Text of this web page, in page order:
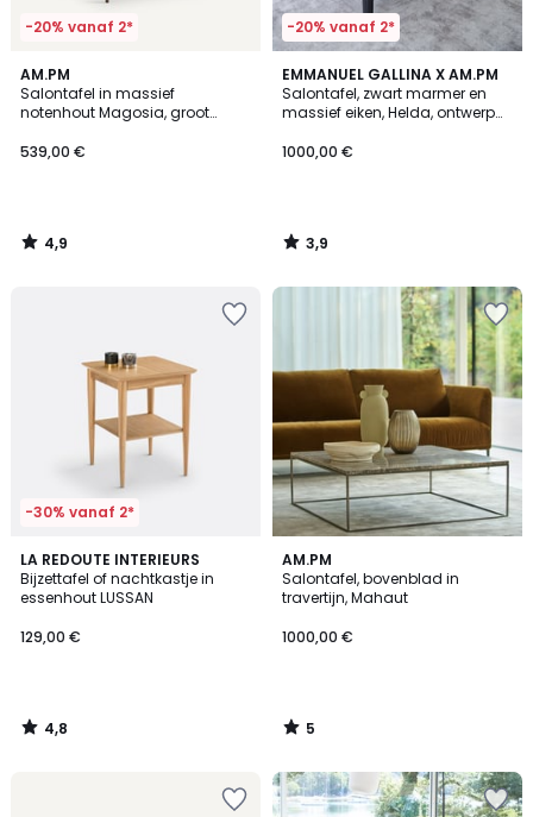
-20% vanaf 2*
AM.PM
Salontafel in massief
notenhout Magosia, groot
539,00 €
4,9
/ 5
4,9
/
-20% vanaf 2*
EMMANUEL GALLINA X AM.PM
Salontafel, zwart marmer en
massief eiken, Helda, ontwerp
1000,00 €
3,9
/ 5
3,9
/
-30% vanaf 2*
LA REDOUTE INTERIEURS
Bijzettafel of nachtkastje in
essenhout LUSSAN
129,00 €
4,8
/ 5
4,8
/
AM.PM
Salontafel, bovenblad in
travertijn, Mahaut
1000,00 €
5
/
5
5
/